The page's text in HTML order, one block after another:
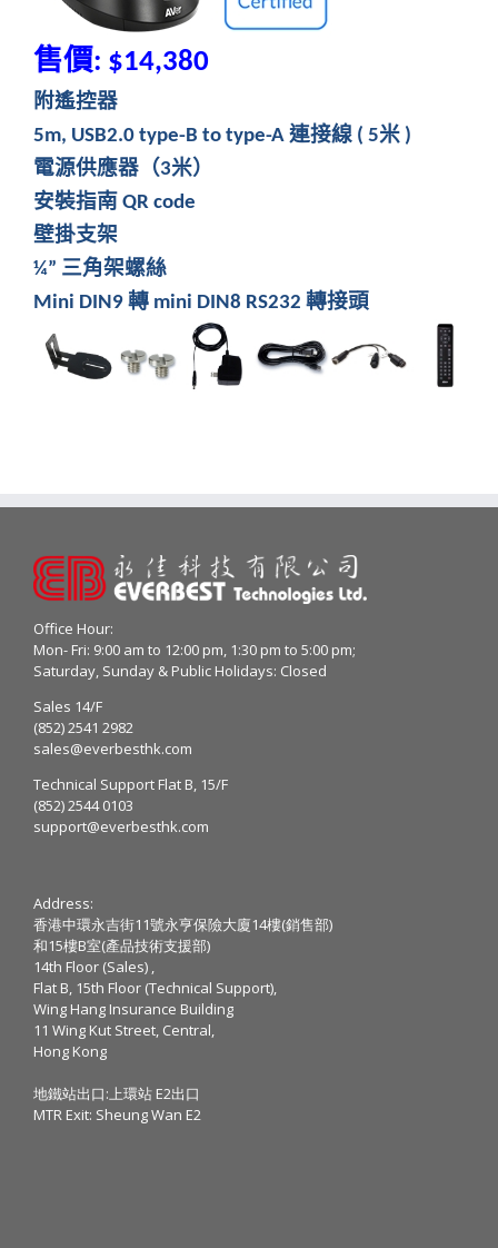
售價: $14,380
附遙控器
5m, USB2.0 type-B to type-A 連接線 ( 5米 )
電源供應器（3米）
安裝指南 QR code
壁掛支架
¼” 三角架螺絲
Mini DIN9 轉 mini DIN8 RS232 轉接頭
Office Hour:
Mon- Fri: 9:00 am to 12:00 pm, 1:30 pm to 5:00 pm;
Saturday, Sunday & Public Holidays: Closed
Sales 14/F
(852) 2541 2982
sales@everbesthk.com
Technical Support Flat B, 15/F
(852) 2544 0103
support@everbesthk.com
Address:
香港中環永吉街11號永亨保險大廈14樓(銷售部)
和15樓B室(產品技術支援部)
14th Floor (Sales) ,
Flat B, 15th Floor (Technical Support),
Wing Hang Insurance Building
11 Wing Kut Street, Central,
Hong Kong
地鐵站出口:上環站 E2出口
MTR Exit: Sheung Wan E2